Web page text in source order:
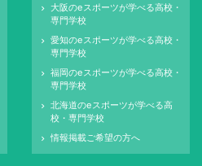
keyboard_arrow_right
大阪のeスポーツが学べる高校・
専門学校
keyboard_arrow_right
愛知のeスポーツが学べる高校・
専門学校
keyboard_arrow_right
福岡のeスポーツが学べる高校・
専門学校
keyboard_arrow_right
北海道のeスポーツが学べる高
校・専門学校
keyboard_arrow_right 情報掲載ご希望の方へ